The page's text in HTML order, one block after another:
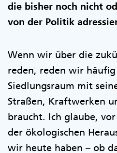
die bisher noch nicht
von der Politik
Wenn wir über die
reden, reden wir
Siedlungsraum mit
Straßen, Kraftwerken
braucht. Ich glaube,
der ökologischen
wir heute haben – ob